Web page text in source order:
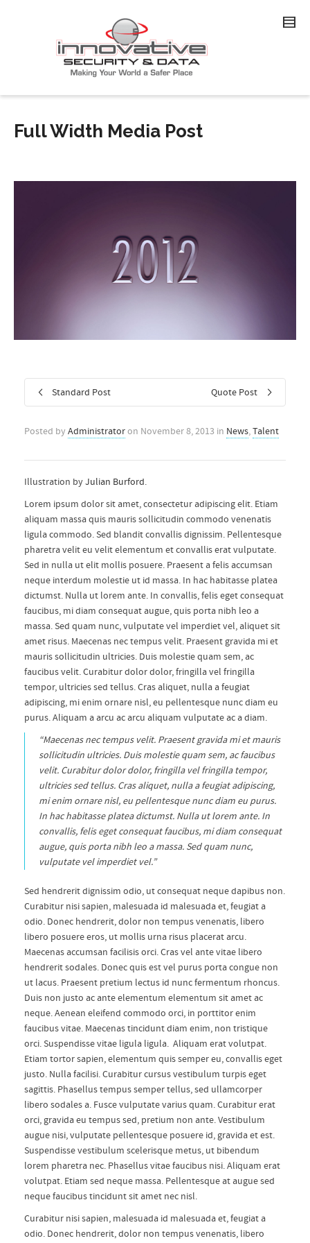
Full Width Media Post
Standard Post Quote Post
Posted by Administratoron November 8, 2013 in News,Talent
Illustration byJulian Burford.
Lorem ipsum dolor sit amet, consectetur adipiscing elit. Etiam
aliquam massa quis mauris sollicitudin commodo venenatis
ligula commodo. Sed blandit convallis dignissim. Pellentesque
pharetra velit eu velit elementum et convallis erat vulputate.
Sed in nulla ut elit mollis posuere. Praesent a felis accumsan
neque interdum molestie ut id massa. In hac habitasse platea
dictumst. Nulla ut lorem ante. In convallis, felis eget consequat
faucibus, mi diam consequat augue, quis porta nibh leo a
massa. Sed quam nunc, vulputate vel imperdiet vel, aliquet sit
amet risus. Maecenas nec tempus velit. Praesent gravida mi et
mauris sollicitudin ultricies. Duis molestie quam sem, ac
faucibus velit. Curabitur dolor dolor, fringilla vel fringilla
tempor, ultricies sed tellus. Cras aliquet, nulla a feugiat
adipiscing, mi enim ornare nisl, eu pellentesque nunc diam eu
purus. Aliquam a arcu ac arcu aliquam vulputate ac a diam.
“Maecenas nec tempus velit. Praesent gravida mi et mauris
sollicitudin ultricies. Duis molestie quam sem, ac faucibus
velit. Curabitur dolor dolor, fringilla vel fringilla tempor,
ultricies sed tellus. Cras aliquet, nulla a feugiat adipiscing,
mi enim ornare nisl, eu pellentesque nunc diam eu purus.
In hac habitasse platea dictumst. Nulla ut lorem ante. In
convallis, felis eget consequat faucibus, mi diam consequat
augue, quis porta nibh leo a massa. Sed quam nunc,
vulputate vel imperdiet vel.”
Sed hendrerit dignissim odio, ut consequat neque dapibus non.
Curabitur nisi sapien, malesuada id malesuada et, feugiat a
odio. Donec hendrerit, dolor non tempus venenatis, libero
libero posuere eros, ut mollis urna risus placerat arcu.
Maecenas accumsan facilisis orci. Cras vel ante vitae libero
hendrerit sodales. Donec quis est vel purus porta congue non
ut lacus. Praesent pretium lectus id nunc fermentum rhoncus.
Duis non justo ac ante elementum elementum sit amet ac
neque. Aenean eleifend commodo orci, in porttitor enim
faucibus vitae. Maecenas tincidunt diam enim, non tristique
orci. Suspendisse vitae ligula ligula. Aliquam erat volutpat.
Etiam tortor sapien, elementum quis semper eu, convallis eget
justo. Nulla facilisi. Curabitur cursus vestibulum turpis eget
sagittis. Phasellus tempus semper tellus, sed ullamcorper
libero sodales a. Fusce vulputate varius quam. Curabitur erat
orci, gravida eu tempus sed, pretium non ante. Vestibulum
augue nisi, vulputate pellentesque posuere id, gravida et est.
Suspendisse vestibulum scelerisque metus, ut bibendum
lorem pharetra nec. Phasellus vitae faucibus nisi. Aliquam erat
volutpat. Etiam sed neque massa. Pellentesque at augue sed
neque faucibus tincidunt sit amet nec nisl.
Curabitur nisi sapien, malesuada id malesuada et, feugiat a
odio. Donec hendrerit, dolor non tempus venenatis, libero